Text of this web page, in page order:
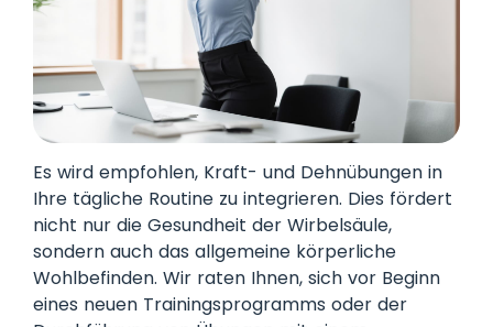
Es wird empfohlen, Kraft- und Dehnübungen in
Ihre tägliche Routine zu integrieren. Dies fördert
nicht nur die Gesundheit der Wirbelsäule,
sondern auch das allgemeine körperliche
Wohlbefinden. Wir raten Ihnen, sich vor Beginn
eines neuen Trainingsprogramms oder der